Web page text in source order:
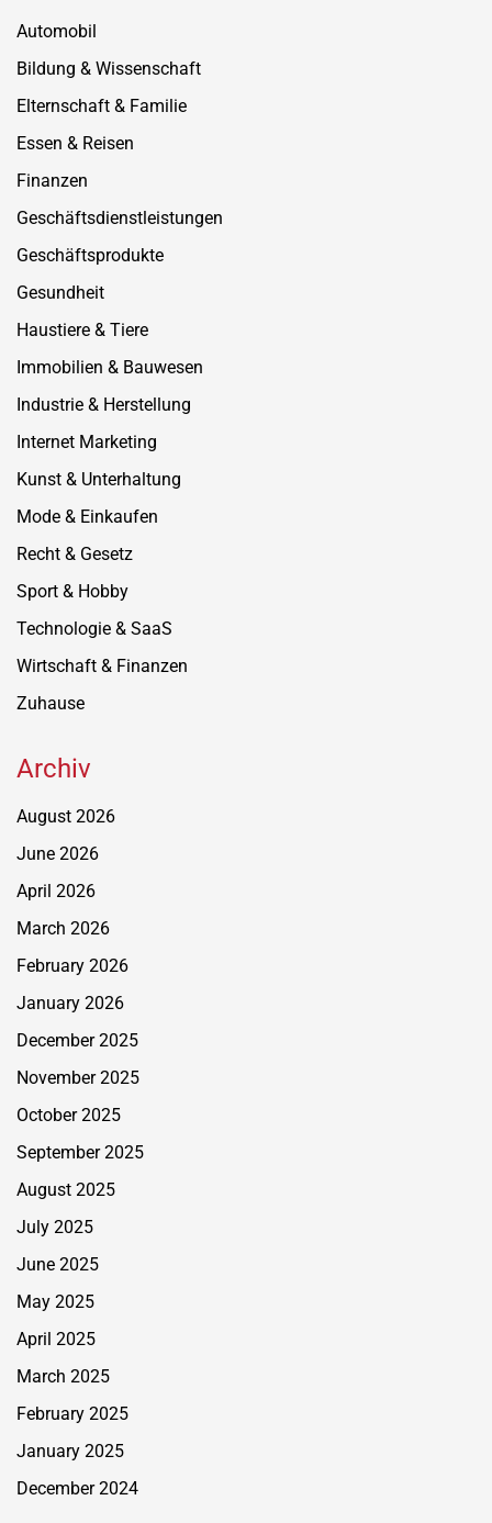
Automobil
Bildung & Wissenschaft
Elternschaft & Familie
Essen & Reisen
Finanzen
Geschäftsdienstleistungen
Geschäftsprodukte
Gesundheit
Haustiere & Tiere
Immobilien & Bauwesen
Industrie & Herstellung
Internet Marketing
Kunst & Unterhaltung
Mode & Einkaufen
Recht & Gesetz
Sport & Hobby
Technologie & SaaS
Wirtschaft & Finanzen
Zuhause
Archiv
August 2026
June 2026
April 2026
March 2026
February 2026
January 2026
December 2025
November 2025
October 2025
September 2025
August 2025
July 2025
June 2025
May 2025
April 2025
March 2025
February 2025
January 2025
December 2024